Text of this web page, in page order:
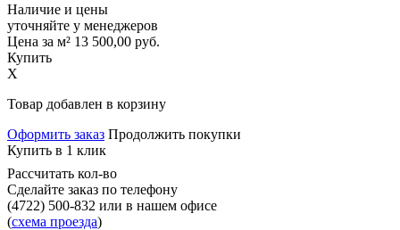
Наличие и цены
уточняйте у менеджеров
Цена за м² 13 500,00 руб.
Купить
X
Товар добавлен в корзину
Оформить заказ Продолжить покупки
Купить в 1 клик
Рассчитать кол-во
Сделайте заказ по телефону
(4722) 500-832 или в нашем офисе
(схема проезда)